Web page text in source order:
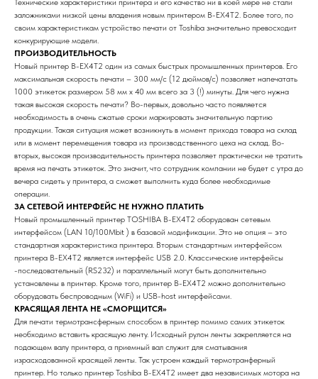
Технические характеристики принтера и его качество ни в коей мере не стали
заложниками низкой цены владения новым принтером B-EX4T2. Более того, по
своим характеристикам устройство печати от Toshiba значительно превосходит
конкурирующие модели.
ПРОИЗВОДИТЕЛЬНОСТЬ
Новый принтер B-EX4T2 один из самых быстрых промышленных принтеров. Его
максимальная скорость печати – 300 мм/с (12 дюймов/с) позволяет напечатать
1000 этикеток размером 58 мм х 40 мм всего за 3 (!) минуты. Для чего нужна
такая высокая скорость печати? Во-первых, довольно часто появляется
необходимость в очень сжатые сроки маркировать значительную партию
продукции. Такая ситуация может возникнуть в момент прихода товара на склад
или в момент перемещения товара из производственного цеха на склад. Во-
вторых, высокая производительность принтера позволяет практически не тратить
время на печать этикеток. Это значит, что сотрудник компании не будет с утра до
вечера сидеть у принтера, а сможет выполнить куда более необходимые
операции.
ЗА СЕТЕВОЙ ИНТЕРФЕЙС НЕ НУЖНО ПЛАТИТЬ
Новый промышленный принтер TOSHIBA B-EX4T2 оборудован сетевым
интерфейсом (LAN 10/100Mbit ) в базовой модификации. Это не опция – это
стандартная характеристика принтера. Вторым стандартным интерфейсом
принтера B-EX4T2 является интерфейс USB 2.0. Классические интерфейсы
-последовательный (RS232) и параллельный могут быть дополнительно
установлены в принтер. Кроме того, принтер B-EX4T2 можно дополнительно
оборудовать беспроводным (WiFi) и USB-host интерфейсами.
КРАСЯЩАЯ ЛЕНТА НЕ «СМОРЩИТСЯ»
Для печати термотрансферным способом в принтер помимо самих этикеток
необходимо вставить красящую ленту. Исходный рулон ленты закрепляется на
подающем валу принтера, а приемный вал служит для сматывания
израсходованной красящей ленты. Так устроен каждый термотранферный
принтер. Но только принтер Toshiba B-EX4T2 имеет два независимых мотора на